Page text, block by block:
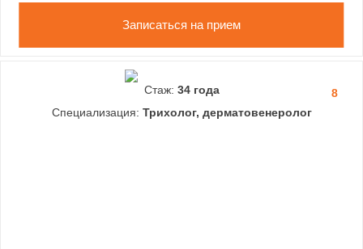
Записаться на прием
8
Стаж: 34 года
Специализация: Трихолог, дерматовенеролог